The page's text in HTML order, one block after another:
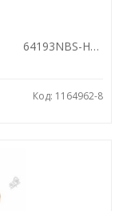
64193NBS-HCB
Код: 1164962-8